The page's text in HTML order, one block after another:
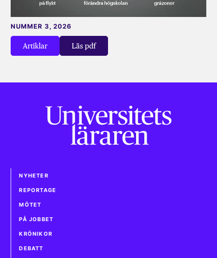
Artiklar Läs pdf
NUMMER 3, 2026
NYHETER
REPORTAGE
MÖTET
PÅ JOBBET
KRÖNIKOR
DEBATT